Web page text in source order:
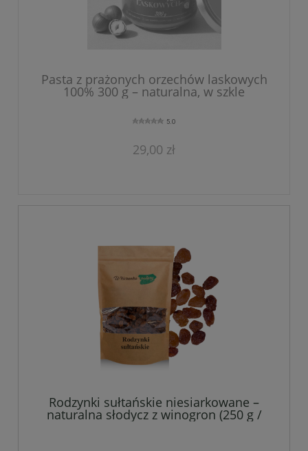
Pasta z prażonych orzechów laskowych
100% 300 g – naturalna, w szkle
5.0
29,00 zł
Rodzynki sułtańskie niesiarkowane –
naturalna słodycz z winogron (250 g /
500 g / 1 kg)